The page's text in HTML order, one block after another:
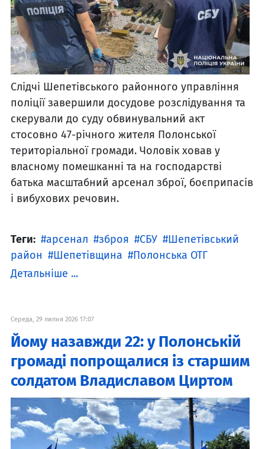
Слідчі Шепетівського районного управління
поліції завершили досудове розслідування та
скерували до суду обвинувальний акт
стосовно 47-річного жителя Полонської
територіальної громади. Чоловік ховав у
власному помешканні та на господарстві
батька масштабний арсенал зброї, боєприпасів
і вибухових речовин.
Теги: арсенал зброя СБУ
Шепетівський
район
Шепетівщина
Полонська ОТГ
Детальніше ...
Середа, 29 липня 2026 17:07
Йому назавжди 22: у Полонській
громаді попрощалися із старшим
солдатом Владиславом Циртом